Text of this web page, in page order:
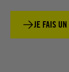
JE FAIS UN